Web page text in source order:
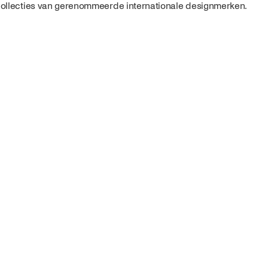
van gerenommeerde internationale designmerken.